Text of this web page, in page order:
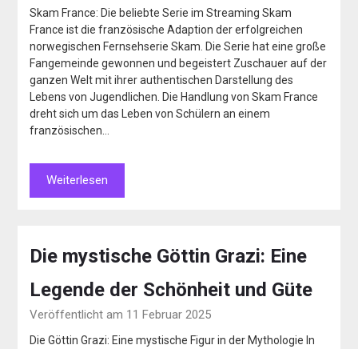
Skam France: Die beliebte Serie im Streaming Skam
France ist die französische Adaption der erfolgreichen
norwegischen Fernsehserie Skam. Die Serie hat eine große
Fangemeinde gewonnen und begeistert Zuschauer auf der
ganzen Welt mit ihrer authentischen Darstellung des
Lebens von Jugendlichen. Die Handlung von Skam France
dreht sich um das Leben von Schülern an einem
französischen…
Weiterlesen
Die mystische Göttin Grazi: Eine
Legende der Schönheit und Güte
Veröffentlicht am 11 Februar 2025
Die Göttin Grazi: Eine mystische Figur in der Mythologie In